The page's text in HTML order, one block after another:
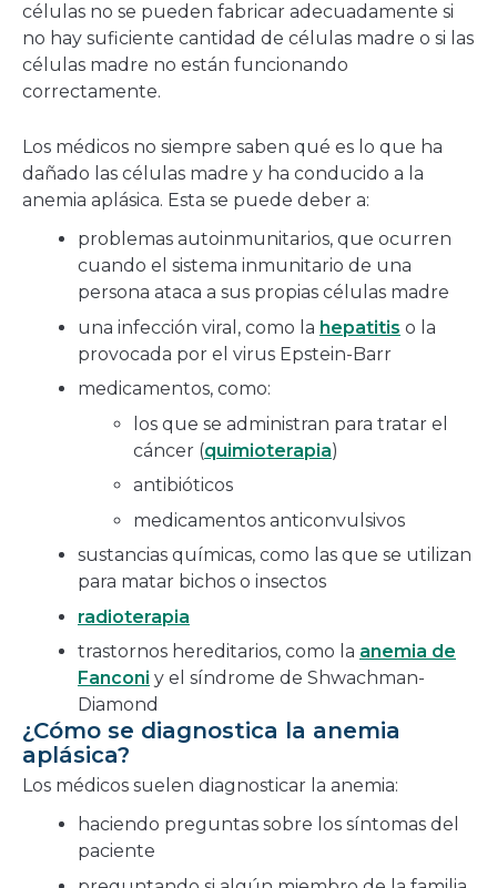
células no se pueden fabricar adecuadamente si
no hay suficiente cantidad de células madre o si las
células madre no están funcionando
correctamente.
Los médicos no siempre saben qué es lo que ha
dañado las células madre y ha conducido a la
anemia aplásica. Esta se puede deber a:
problemas autoinmunitarios, que ocurren
cuando el sistema inmunitario de una
persona ataca a sus propias células madre
una infección viral, como la hepatitis o la
provocada por el virus Epstein-Barr
medicamentos, como:
los que se administran para tratar el
cáncer (quimioterapia)
antibióticos
medicamentos anticonvulsivos
sustancias químicas, como las que se utilizan
para matar bichos o insectos
radioterapia
trastornos hereditarios, como la anemia de
Fanconi y el síndrome de Shwachman-
Diamond
¿Cómo se diagnostica la anemia
aplásica?
Los médicos suelen diagnosticar la anemia:
haciendo preguntas sobre los síntomas del
paciente